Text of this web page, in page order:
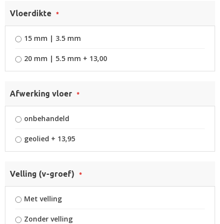
Vloerdikte
15 mm | 3.5 mm
20 mm | 5.5 mm + 13,00
Afwerking vloer
onbehandeld
geolied + 13,95
Velling (v-groef)
Met velling
Zonder velling